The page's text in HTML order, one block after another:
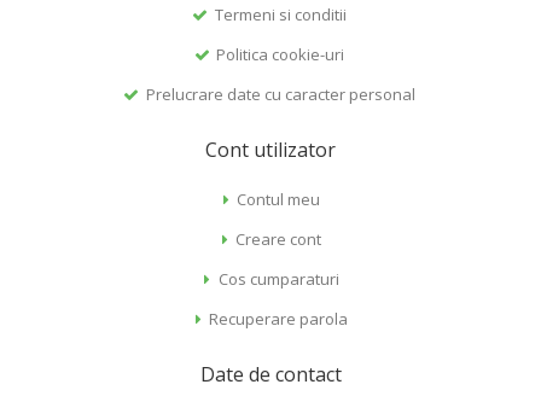
Termeni si conditii
Politica cookie-uri
Prelucrare date cu caracter personal
Cont utilizator
Contul meu
Creare cont
Cos cumparaturi
Recuperare parola
Date de contact